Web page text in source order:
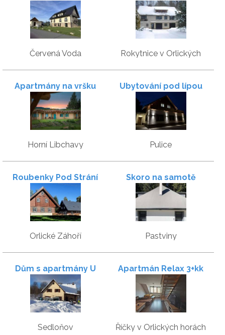
Červená Voda
mlýně
Rokytnice v Orlických
horách
Apartmány na vršku
Horní Libchavy
Ubytování pod lípou
Pulice
Roubenky Pod Strání
Orlické Záhoří
Skoro na samotě
Pastviny
Dům s apartmány U
Kožešníků
Sedloňov
Apartmán Relax 3+kk
Říčky v Orlických horách